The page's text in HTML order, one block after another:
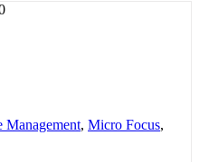
Management, Micro Focus,